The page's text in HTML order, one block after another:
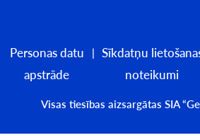
Personas datu
apstrāde
Sīkdatņu
noteikumi
Visas tiesības aizsargātas SIA